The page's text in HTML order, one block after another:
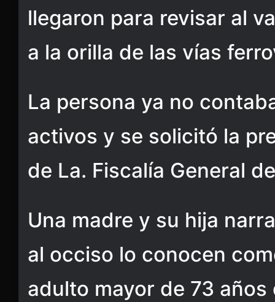
llegaron para revisar al
a la orilla de las vías
La persona ya no
activos y se solicitó la
de La. Fiscalía General
Una madre y su hija
al occiso lo conocen
adulto mayor de 73 años